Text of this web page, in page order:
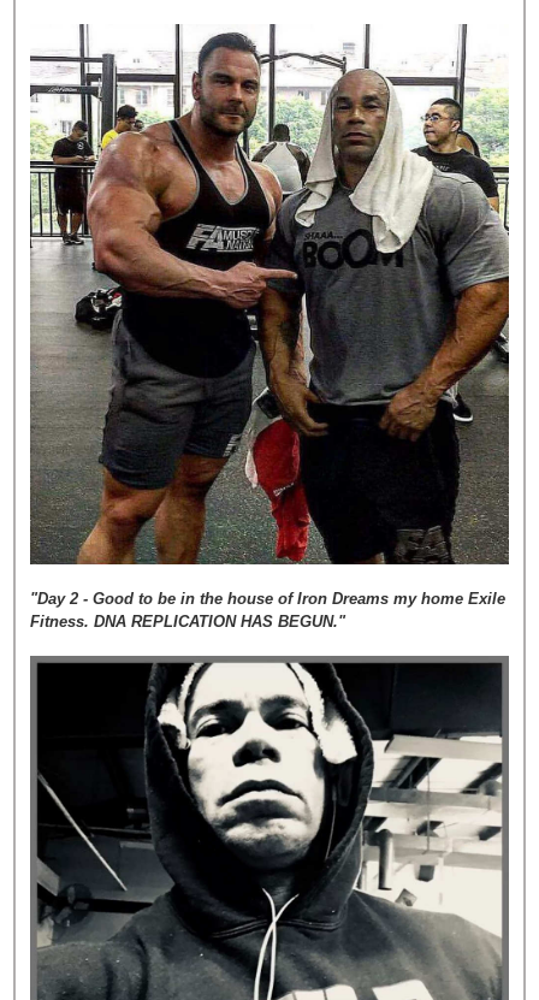
"Day 2 - Good to be in the house of Iron Dreams my home Exile
Fitness. DNA REPLICATION HAS BEGUN."